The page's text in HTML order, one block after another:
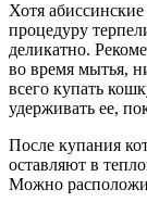
Хотя
процедуру
деликатно.
во время мытья,
всего купать
удерживать ее,
После купания
оставляют в
Можно